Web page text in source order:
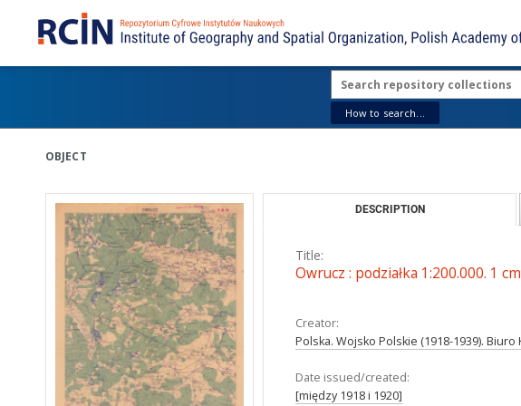
How to search...
OBJECT
DESCRIPTION
Title:
Owrucz : podziałka 1:200.000. 1
Creator:
Polska. Wojsko Polskie (1918-1939).
Date issued/created:
[między 1918 i 1920]